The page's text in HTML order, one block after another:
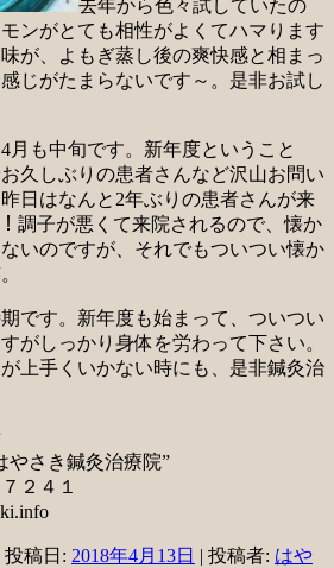
去年から色々試していたの
ンがとても相性がよくてハマります
が、よもぎ蒸し後の爽快感と相まっ
じがたまらないです～。是非お試し
月も中旬です。新年度ということ
久しぶりの患者さんなど沢山お問い
日はなんと2年ぶりの患者さんが来
調子が悪くて来院されるので、懐か
いのですが、それでもついつい懐か
です。新年度も始まって、ついつい
がしっかり身体を労わって下さい。
上手くいかない時にも、是非鍼灸治
やさき鍼灸治療院”
２４１
投稿日: 2018年4月13日 | 投稿者: はや